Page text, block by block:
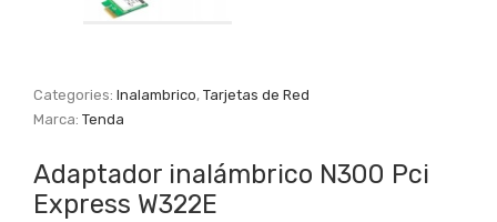
Categories:Inalambrico,Tarjetas de Red
Marca:Tenda
Adaptador inalámbrico N300 Pci
Express W322E